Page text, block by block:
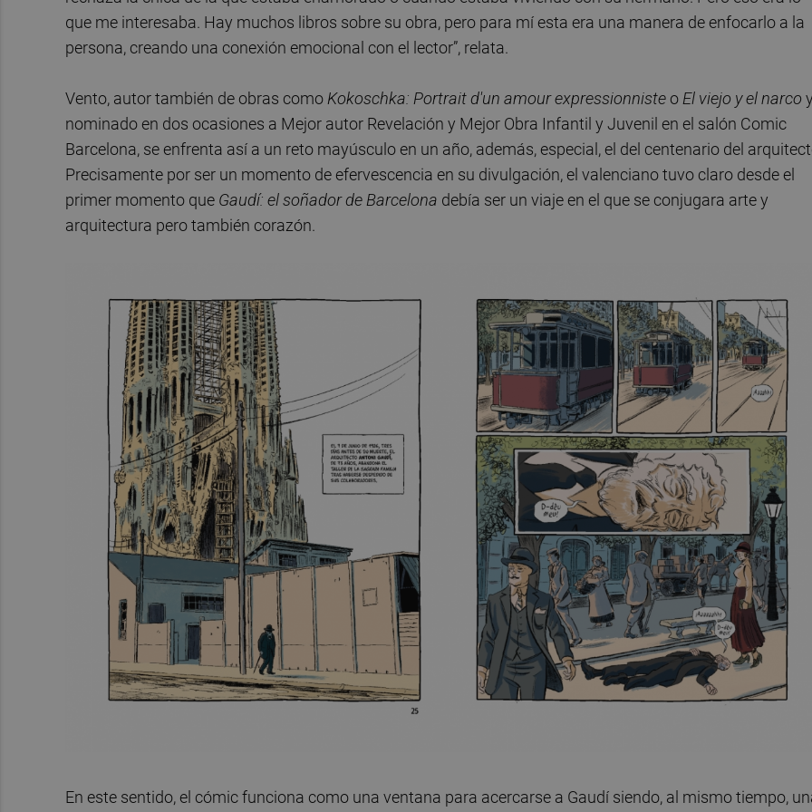
que me interesaba. Hay muchos libros sobre su obra, pero para mí esta era una manera de enfocarlo a la
persona, creando una conexión emocional con el lector”, relata.
Vento, autor también de obras como Kokoschka: Portrait d'un amour expressionniste o El viejo y el narco
nominado en dos ocasiones a Mejor autor Revelación y Mejor Obra Infantil y Juvenil en el salón Comic
Barcelona, se enfrenta así a un reto mayúsculo en un año, además, especial, el del centenario del
Precisamente por ser un momento de efervescencia en su divulgación, el valenciano tuvo claro desde el
primer momento que Gaudí: el soñador de Barcelona debía ser un viaje en el que se conjugara arte y
arquitectura pero también corazón.
En este sentido, el cómic funciona como una ventana para acercarse a Gaudí siendo, al mismo tiempo,